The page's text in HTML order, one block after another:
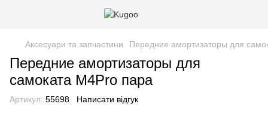
Аксесуари та запчастини Передние амортизаторы для
Передние амортизаторы для
самоката M4Pro пара
Артикул: 55698 Написати відгук